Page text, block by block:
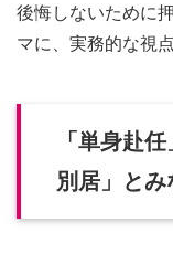
後悔しないために
マに、実務的な視
「単身赴
別居」とみ